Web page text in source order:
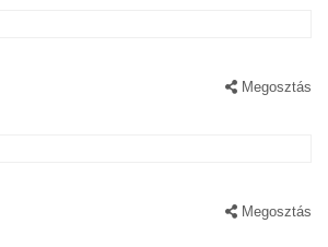
Megosztás
Megosztás